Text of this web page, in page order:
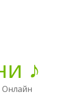
♪
Онлайн